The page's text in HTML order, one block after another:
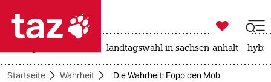
 taz zahl ich
taz zahl ich

taz zahl ich
landtagswahl in sachsen-anhalt
Startseite Wahrheit Die Wahrheit: Fopp den Mob